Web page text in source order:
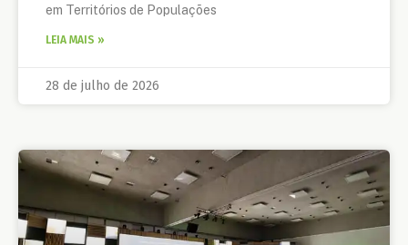
em Territórios de Populações
LEIA MAIS »
28 de julho de 2026